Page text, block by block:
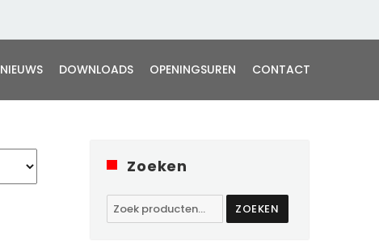
NIEUWS DOWNLOADS OPENINGSUREN CONTACT
Zoeken
Zoeken
naar:
ZOEKEN